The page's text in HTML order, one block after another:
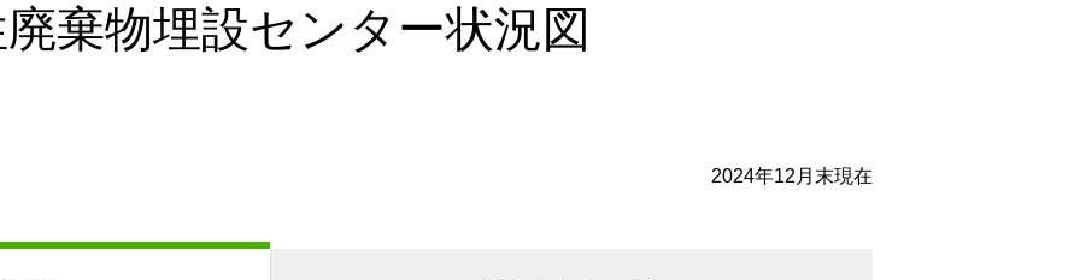
棄物埋設センター状況図
2024年12月末現在